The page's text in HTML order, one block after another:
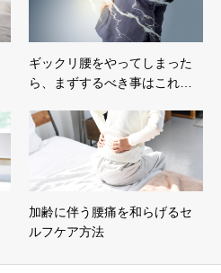
ギックリ腰をやってしまった
ら、まずするべき事はこれ…
加齢に伴う腰痛を和らげるセ
ルフケア方法